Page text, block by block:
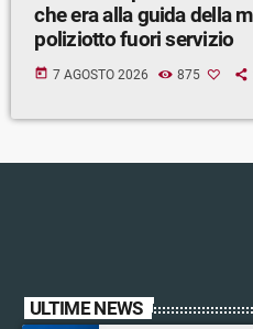
che era alla guida della
poliziotto fuori servizio
today 7 AGOSTO 2026 875
ULTIME NEWS